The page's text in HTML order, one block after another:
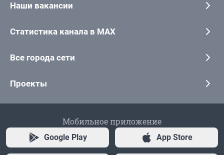
Наши вакансии
Статистика канала в MAX
Все города сети
Проекты
Мобильное приложение
Google Play App Store